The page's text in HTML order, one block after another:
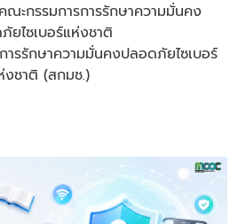
ณะกรรมการการรักษาความมั่นคง
ยไซเบอร์แห่งชาติ
รรักษาความมั่นคงปลอดภัยไซเบอร์
งชาติ (สกมช.)